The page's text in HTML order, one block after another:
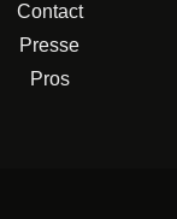
Contact
Presse
Pros